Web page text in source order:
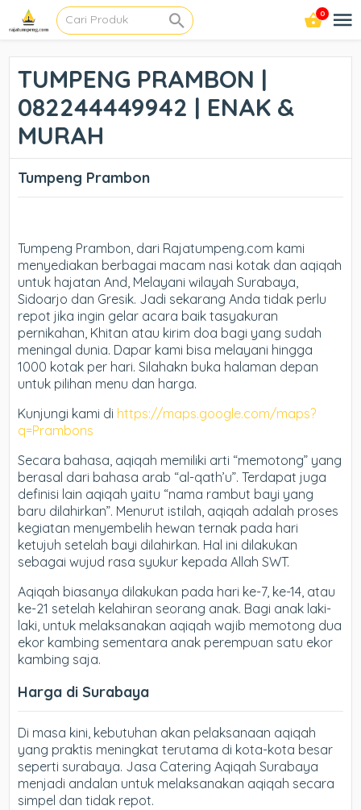
0
TUMPENG PRAMBON |
082244449942 | ENAK &
MURAH
Tumpeng Prambon
Tumpeng Prambon, dari Rajatumpeng.com kami
menyediakan berbagai macam nasi kotak dan aqiqah
untuk hajatan And, Melayani wilayah Surabaya,
Sidoarjo dan Gresik. Jadi sekarang Anda tidak perlu
repot jika ingin gelar acara baik tasyakuran
pernikahan, Khitan atau kirim doa bagi yang sudah
meningal dunia. Dapar kami bisa melayani hingga
1000 kotak per hari. Silahakn buka halaman depan
untuk pilihan menu dan harga.
Kunjungi kami di https://maps.google.com/maps?
q=Prambons
Secara bahasa, aqiqah memiliki arti “memotong” yang
berasal dari bahasa arab “al-qath’u”. Terdapat juga
definisi lain aqiqah yaitu “nama rambut bayi yang
baru dilahirkan”. Menurut istilah, aqiqah adalah proses
kegiatan menyembelih hewan ternak pada hari
ketujuh setelah bayi dilahirkan. Hal ini dilakukan
sebagai wujud rasa syukur kepada Allah SWT.
Aqiqah biasanya dilakukan pada hari ke-7, ke-14, atau
ke-21 setelah kelahiran seorang anak. Bagi anak laki-
laki, untuk melaksanakan aqiqah wajib memotong dua
ekor kambing sementara anak perempuan satu ekor
kambing saja.
Harga di Surabaya
Di masa kini, kebutuhan akan pelaksanaan aqiqah
yang praktis meningkat terutama di kota-kota besar
seperti surabaya. Jasa Catering Aqiqah Surabaya
menjadi andalan untuk melaksanakan aqiqah secara
simpel dan tidak repot.